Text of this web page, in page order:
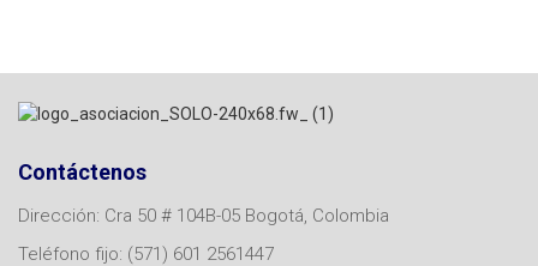
Contáctenos
Dirección: Cra 50 # 104B-05 Bogotá, Colombia
Teléfono fijo: (571) 601 2561447